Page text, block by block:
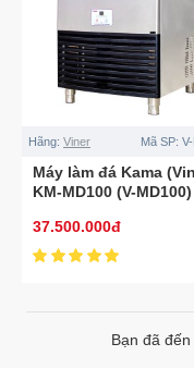
Hãng: Viner Mã SP:
Máy làm đá Kama
KM-MD100 (V-MD100)
37.500.000đ
Bạn đã